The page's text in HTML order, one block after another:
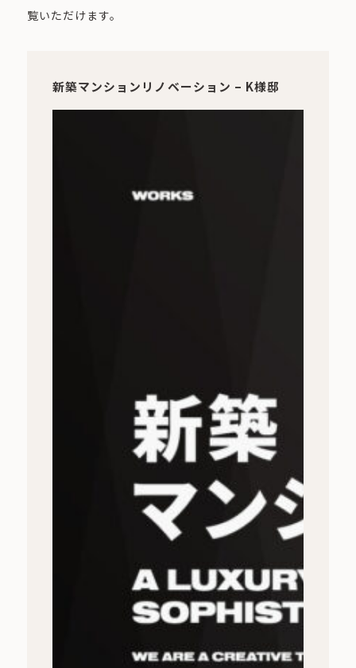
覧いただけます。
新築マンションリノベーション – K様邸